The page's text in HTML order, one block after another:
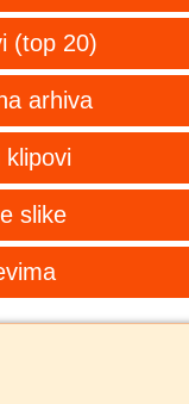
(top 20)
arhiva
klipovi
slike